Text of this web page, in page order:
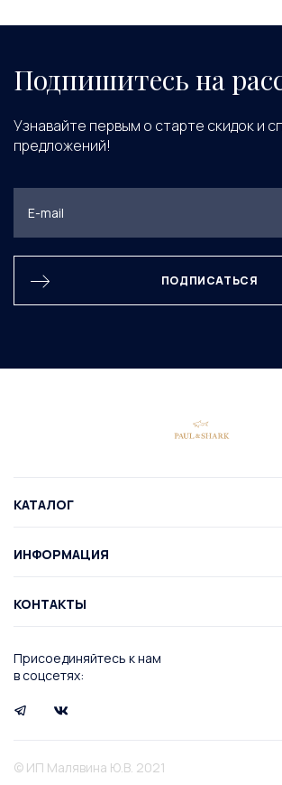
Подпишитесь на
Узнавайте первым о старте скидок и
предложений!
ПОДПИСАТЬСЯ
Присоединяйтесь к нам
в соцсетях:
КАТАЛОГ
ИНФОРМАЦИЯ
КОНТАКТЫ
© ИП Малявина Ю.В. 2021